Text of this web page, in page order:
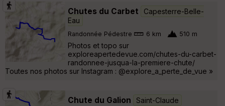
Chutes du Carbet
Capesterre-Belle-
Eau
Randonnée Pédestre 6 km 510 m
Photos et topo sur
exploreapertedevue.com/chutes-du-carbet-
randonnee-jusqua-la-premiere-chute/
Toutes nos photos sur Instagram : @explore_a_perte_de_vue »
Chute du Galion Saint-Claude